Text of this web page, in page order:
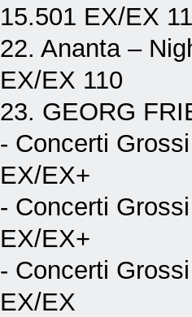
15.501 EX/EX
22. Ananta –
EX/EX 110
23. GEORG
- Concerti
EX/EX+
- Concerti
EX/EX+
- Concerti
EX/EX